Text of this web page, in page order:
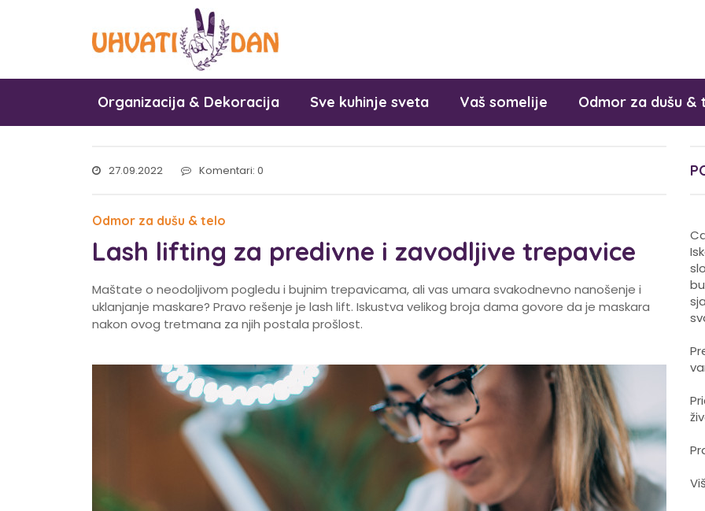
Organizacija & Dekoracija Sve kuhinje sveta Vaš somelije Odmor za dušu &
27.09.2022 Komentari: 0
Odmor za dušu & telo
Lash lifting za predivne i zavodljive trepavice
Maštate o neodoljivom pogledu i bujnim trepavicama, ali vas umara svakodnevno nanošenje i
uklanjanje maskare? Pravo rešenje je lash lift. Iskustva velikog broja dama govore da je maskara
nakon ovog tretmana za njih postala prošlost.